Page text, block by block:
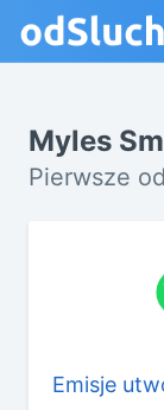
Myles
Pierwsze
Emisje